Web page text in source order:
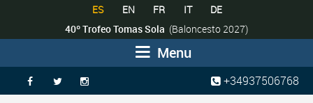
ES EN FR IT
DE
40º Trofeo Tomas Sola (Baloncesto 2027)
Menu
   +34937506768